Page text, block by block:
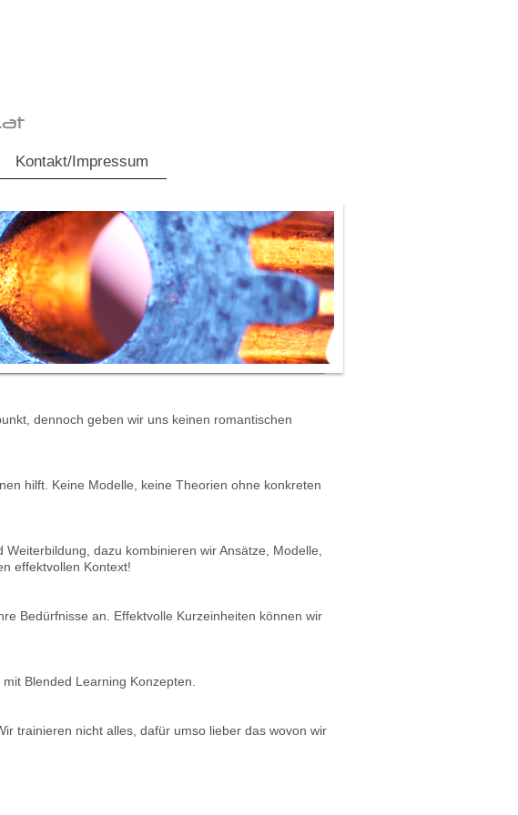
Kontakt/Impressum
dennoch geben wir uns keinen romantischen
hilft. Keine Modelle, keine Theorien ohne konkreten
dazu kombinieren wir Ansätze, Modelle,
effektvollen Kontext!
Bedürfnisse an. Effektvolle Kurzeinheiten können wir
Blended Learning Konzepten.
trainieren nicht alles, dafür umso lieber das wovon wir